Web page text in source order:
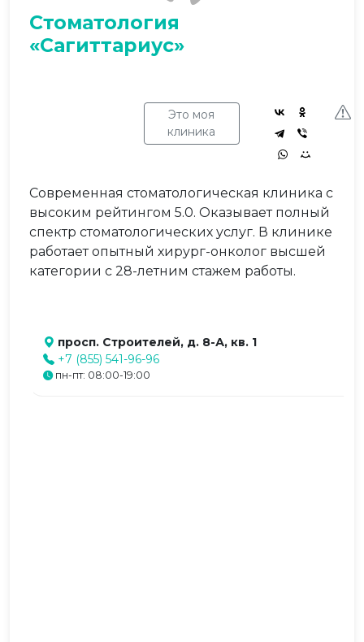
Стоматология
«Сагиттариус»
Это моя
клиника
Современная стоматологическая клиника с
высоким рейтингом 5.0. Оказывает полный
спектр стоматологических услуг. В клинике
работает опытный хирург-онколог высшей
категории с 28-летним стажем работы.
просп. Строителей, д. 8-А, кв. 1
+7 (855) 541-96-96
пн-пт: 08:00-19:00